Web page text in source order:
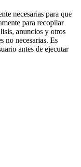
necesarias para que
para recopilar
anuncios y otros
no necesarias. Es
antes de ejecutar